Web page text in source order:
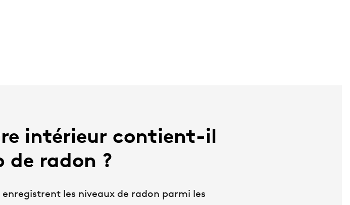
intérieur contient-il
de radon ?
les niveaux de radon parmi les